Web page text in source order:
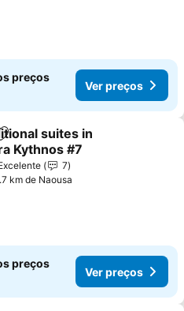
preços
Ver preços
Adicionar aos favoritos
suites in
Kythnos #7
7
km de Naousa
preços
Ver preços